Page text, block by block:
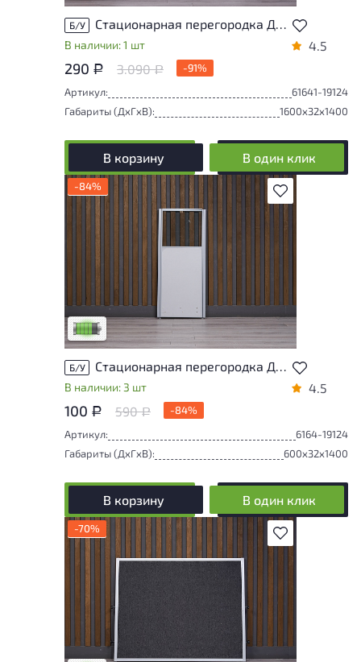
Б/У
В наличии: 1 шт 4.5
290 Р 3.090Р
-91%
Артикул:
61641-19124
Габариты (ДxГxВ):
1600x32x1400
В корзину В один клик
В избранное
-84%
следы эксплуатации, не влияющие на
удобство его использования
Низкая степень износа
Б/У
В наличии: 3 шт 4.5
100 Р 590Р
-84%
Артикул:
6164-19124
Габариты (ДxГxВ):
600x32x1400
В корзину В один клик
В избранное
-70%
У товара присутствуют незначительные
следы эксплуатации, не влияющие на
удобство его использования